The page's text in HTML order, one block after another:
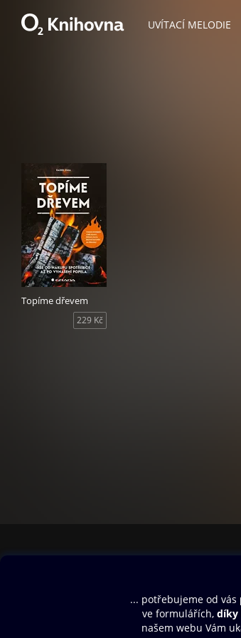
UVÍTACÍ MELODIE
Topíme dřevem
229 Kč
Aplikace a hry
SMS/MMS Info
Blog